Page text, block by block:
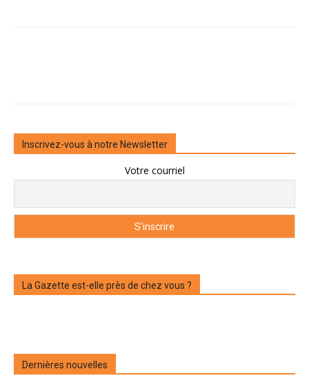
Inscrivez-vous à notre Newsletter
Votre courriel
La Gazette est-elle près de chez vous ?
Dernières nouvelles